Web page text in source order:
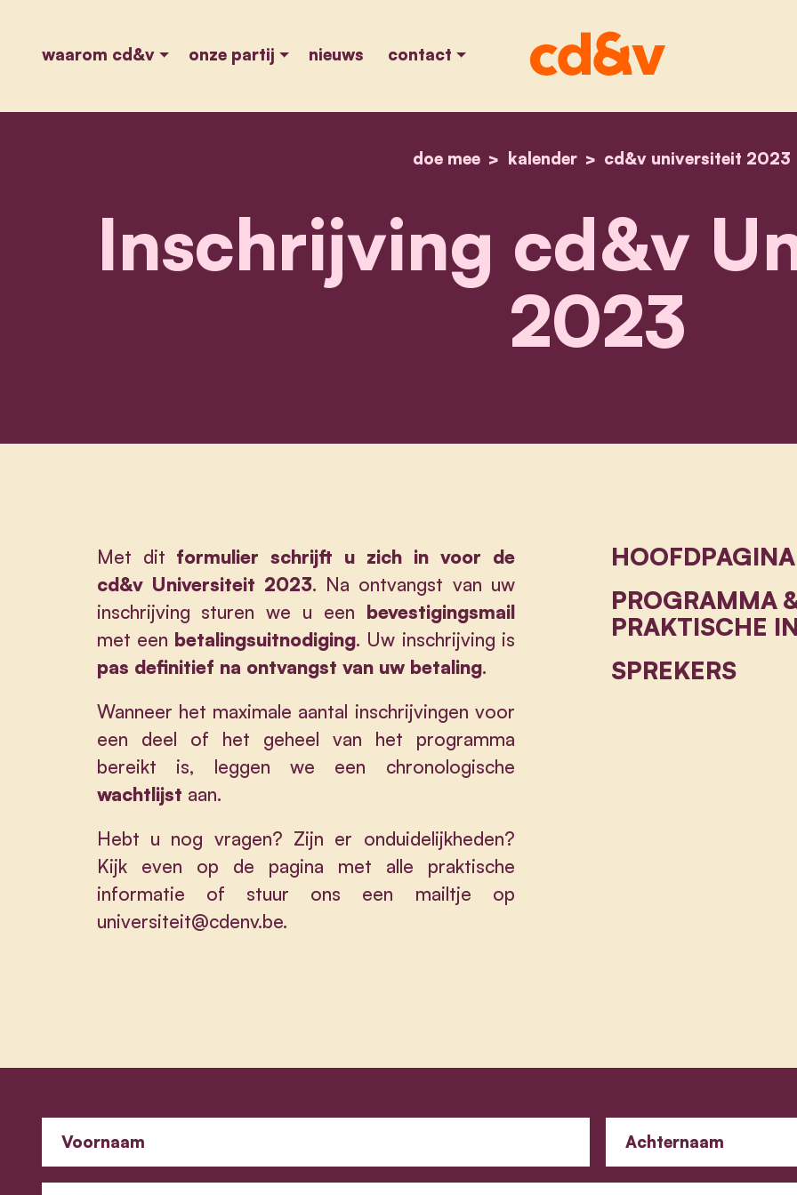
waarom cd&v onze partij nieuws contact
home
doe mee kalender cd&v universiteit 2023
inschrijving cd&v
Inschrijving cd&v
2023
Met dit formulier schrijft u zich in voor de
cd&v Universiteit 2023. Na ontvangst van uw
inschrijving sturen we u een bevestigingsmail
met een betalingsuitnodiging. Uw inschrijving is
pas definitief na ontvangst van uw betaling.
Wanneer het maximale aantal inschrijvingen voor
een deel of het geheel van het programma
bereikt is, leggen we een chronologische
wachtlijst aan.
Hebt u nog vragen? Zijn er onduidelijkheden?
Kijk even op de pagina met alle praktische
informatie of stuur ons een mailtje op
universiteit@cdenv.be.
HOOFDPAGINA
PROGRAMMA
PRAKTISCHE
SPREKERS
Voornaam Achternaam